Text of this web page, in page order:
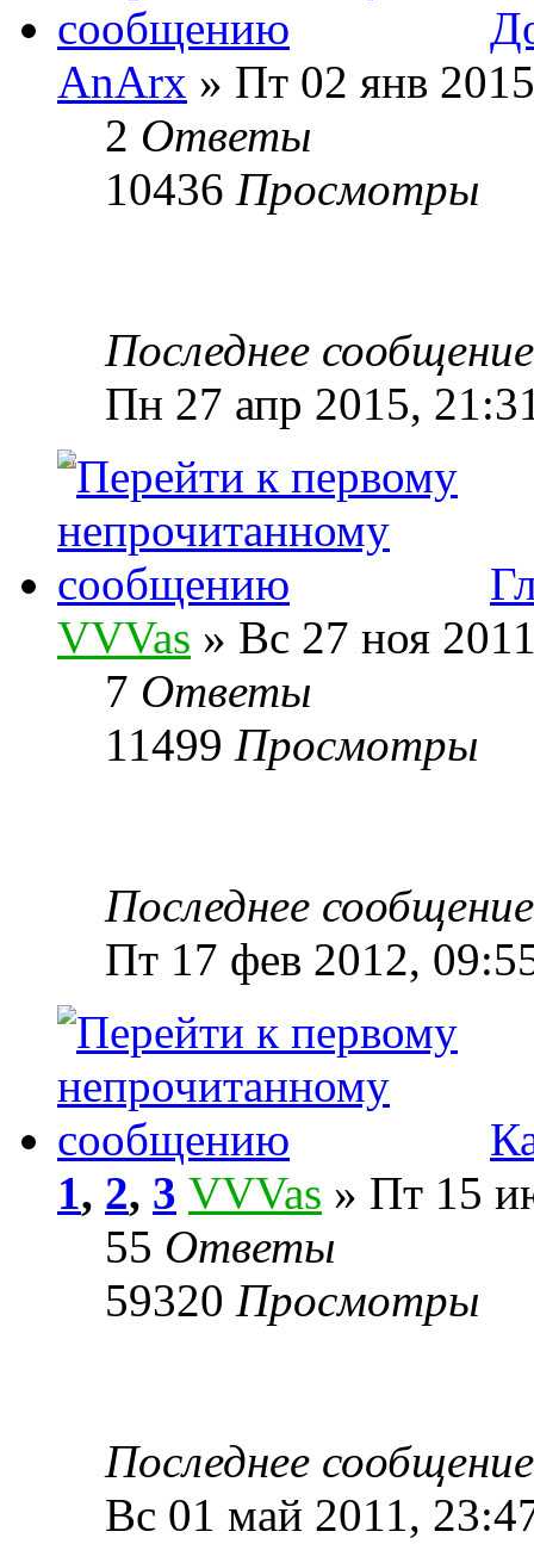
AnArx » Пт 02 янв
2 Ответы
10436 Просмотры
Последнее
Пн 27 апр 2015,
VVVas » Вс 27 ноя
7 Ответы
11499 Просмотры
Последнее
Пт 17 фев 2012,
1, 2, 3 VVVas » Пт 15
55 Ответы
59320 Просмотры
Последнее
Вс 01 май 2011,